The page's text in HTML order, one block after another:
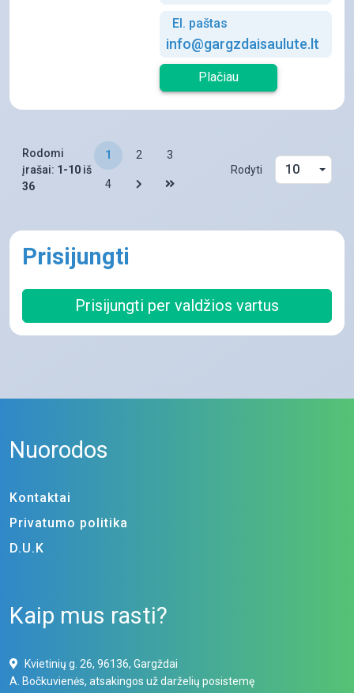
El. paštas
info@gargzdaisaulute.lt
Plačiau
Rodomi
įrašai: 1-10 iš
36
1
Puslapis 1
2
Puslapis 2
3
Puslapis 3
4
Puslapis 4PuslapisPuslapis
Rodyti 10
Prisijungti
Prisijungti per valdžios vartus
Nuorodos
Kontaktai
Privatumo politika
D.U.K
Kaip mus rasti?
Kvietinių g. 26, 96136, Gargždai
A. Bočkuvienės, atsakingos už darželių posistemę